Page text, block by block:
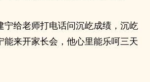
宁给老师打电话问沉屹成绩，沉屹
能来开家长会，他心里能乐呵三天